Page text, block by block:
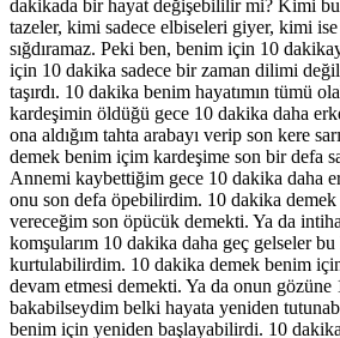
dakikada bir hayat değişebililir mi? Kimi bu
tazeler, kimi sadece elbiseleri giyer, kimi
sığdıramaz. Peki ben, benim için 10
için 10 dakika sadece bir zaman dilimi
taşırdı. 10 dakika benim hayatımın tümü
kardeşimin öldüğü gece 10 dakika daha
ona aldığım tahta arabayı verip son kere
demek benim içim kardeşime son bir defa
Annemi kaybettiğim gece 10 dakika daha
onu son defa öpebilirdim. 10 dakika
vereceğim son öpücük demekti. Ya da
komşularım 10 dakika daha geç gelseler
kurtulabilirdim. 10 dakika demek benim
devam etmesi demekti. Ya da onun gözüne
bakabilseydim belki hayata yeniden
benim için yeniden başlayabilirdi. 10